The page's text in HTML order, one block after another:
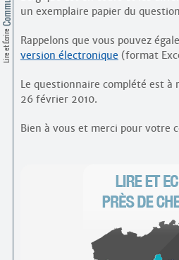
Lire et Écrire
un exemplaire papier du
Rappelons que vous pouvez
version électronique (format
Le questionnaire complété est à
26 février 2010.
Bien à vous et merci pour votre